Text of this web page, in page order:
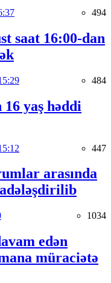
494
saat 16:00-dan
484
16 yaş həddi
447
arasında
1034
edən
müraciətə